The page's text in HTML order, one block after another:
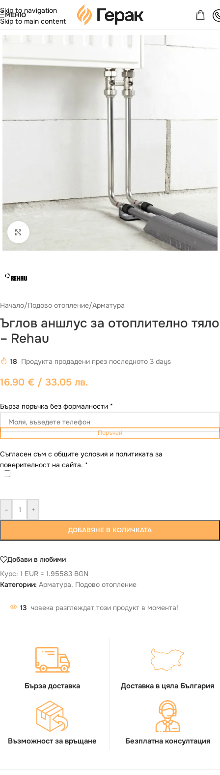
Skip to navigation
Skip to main content
МЕНЮ
Виж повече
Начало/Подово отопление/Арматура
Ъглов аншлус за отоплително тяло
– Rehau
18 Продукта продадени през последното 3 days
16.90 € / 33.05 лв.
Бърза поръчка без формалности *
Поръчай
Съгласен съм с общите условия и политиката за
поверителност на сайта. *
- +
ДОБАВЯНЕ В КОЛИЧКАТА
Добави в любими
Курс: 1 EUR = 1.95583 BGN
Категории: Арматура, Подово отопление
13 човека разглеждат този продукт в момента!
Бърза доставка Доставка в цяла България
Възможност за връщане Безплатна консултация